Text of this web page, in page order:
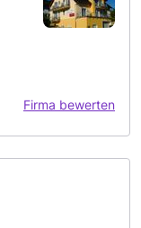
Firma bewerten